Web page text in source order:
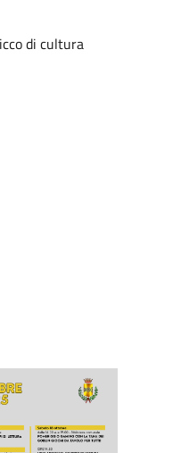
di cultura